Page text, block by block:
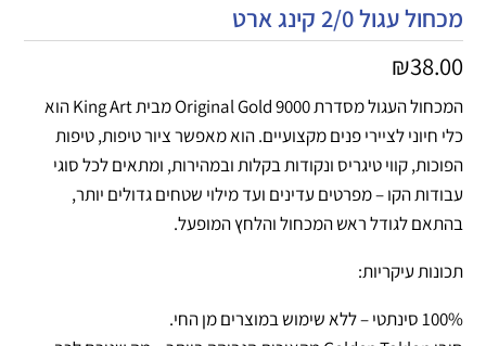
מכחול עגול 2/0 קינג ארט
₪38.00
המכחול העגול מסדרת Original Gold 9000 מבית King Art הוא
כלי חיוני לציירי פנים מקצועיים. הוא מאפשר ציור טיפות, טיפות
הפוכות, קווי טיגריס ונקודות בקלות ובמהירות, ומתאים לכל סוגי
עבודות הקו – מפרטים עדינים ועד מילוי שטחים גדולים יותר,
בהתאם לגודל ראש המכחול והלחץ המופעל.
תכונות עיקריות:
100% סינתטי – ללא שימוש במוצרים מן החי.